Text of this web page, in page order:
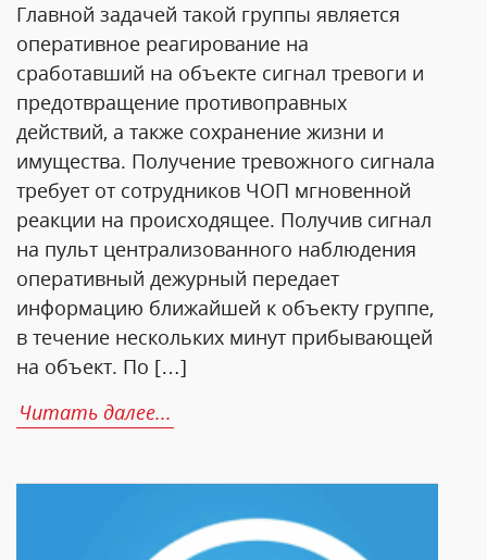
Главной задачей такой группы является
оперативное реагирование на
сработавший на объекте сигнал тревоги и
предотвращение противоправных
действий, а также сохранение жизни и
имущества. Получение тревожного сигнала
требует от сотрудников ЧОП мгновенной
реакции на происходящее. Получив сигнал
на пульт централизованного наблюдения
оперативный дежурный передает
информацию ближайшей к объекту группе,
в течение нескольких минут прибывающей
на объект. По […]
Читать далее...